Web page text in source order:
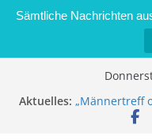
Sämtliche Nachrichten
Aktuelles: „Männertreff
der